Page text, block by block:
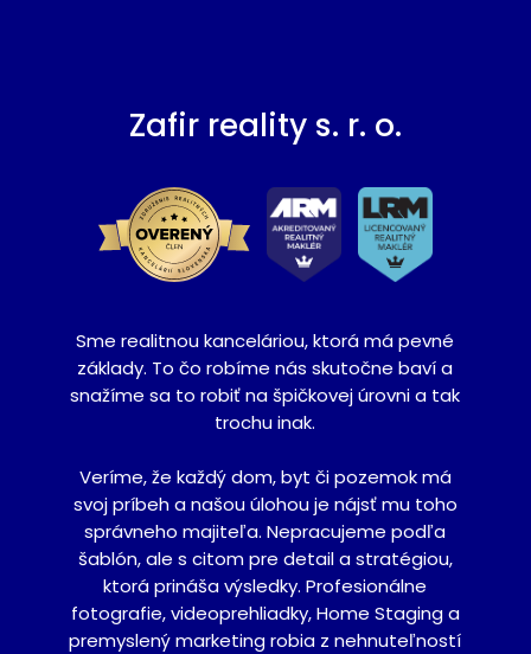
Zafir reality s. r. o.
Sme realitnou kanceláriou, ktorá má pevné
základy. To čo robíme nás skutočne baví a
snažíme sa to robiť na špičkovej úrovni a tak
trochu inak.
Veríme, že každý dom, byt či pozemok má
svoj príbeh a našou úlohou je nájsť mu toho
správneho majiteľa. Nepracujeme podľa
šablón, ale s citom pre detail a stratégiou,
ktorá prináša výsledky. Profesionálne
fotografie, videoprehliadky, Home Staging a
premyslený marketing robia z nehnuteľností